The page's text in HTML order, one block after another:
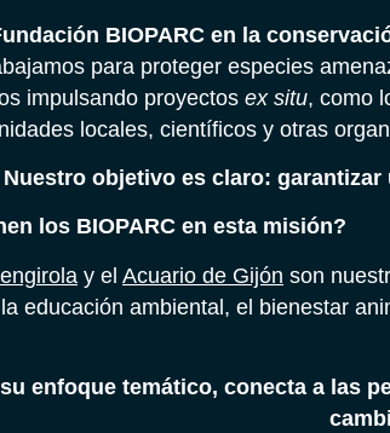
BIOPARC en la
para proteger especies
impulsando proyectos ex situ, como
locales, científicos y otras
Nuestro objetivo es claro:
los BIOPARC en esta misión?
y el Acuario de Gijón son
educación ambiental, el bienestar
enfoque temático, conecta a las